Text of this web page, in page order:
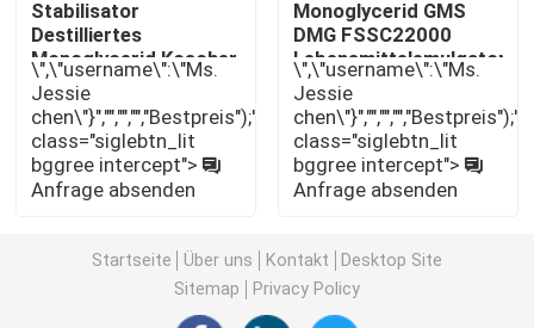
Naturkost-Emulsionsmittel
Destilliertes Monoglyzerid
Mono und Diglyceride
Kuchen-Verbesserer-Emulsionsmittel
Stabilisator
Destilliertes
Monoglycerid Koscher
/ Halal / FSSC22000
Zertifizierung
\",\"username\":\"Ms.
Jessie
chen\"}","","","","Bestpreis");'
class="siglebtn_lit
bggree intercept">
Anfrage absenden
Monoglycerid GMS
DMG FSSC22000
Lebensmittelemulgator
E471
\",\"username\":\"Ms.
Jessie
chen\"}","","","","Bestpreis");'
class="siglebtn_lit
bggree intercept">
Anfrage absenden
Startseite Über uns Kontakt
Desktop Site
Sitemap
Privacy Policy